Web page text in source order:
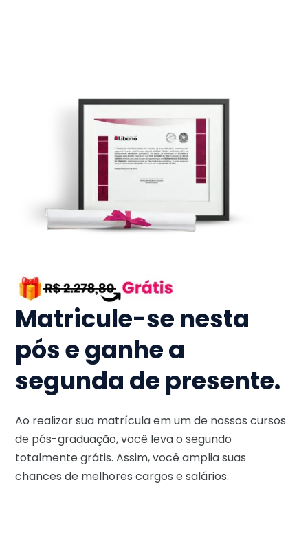
Matricule-se nesta
pós e ganhe a
segunda de presente.
Ao realizar sua matrícula em um de nossos cursos
de pós-graduação, você leva o segundo
totalmente grátis. Assim, você amplia suas
chances de melhores cargos e salários.